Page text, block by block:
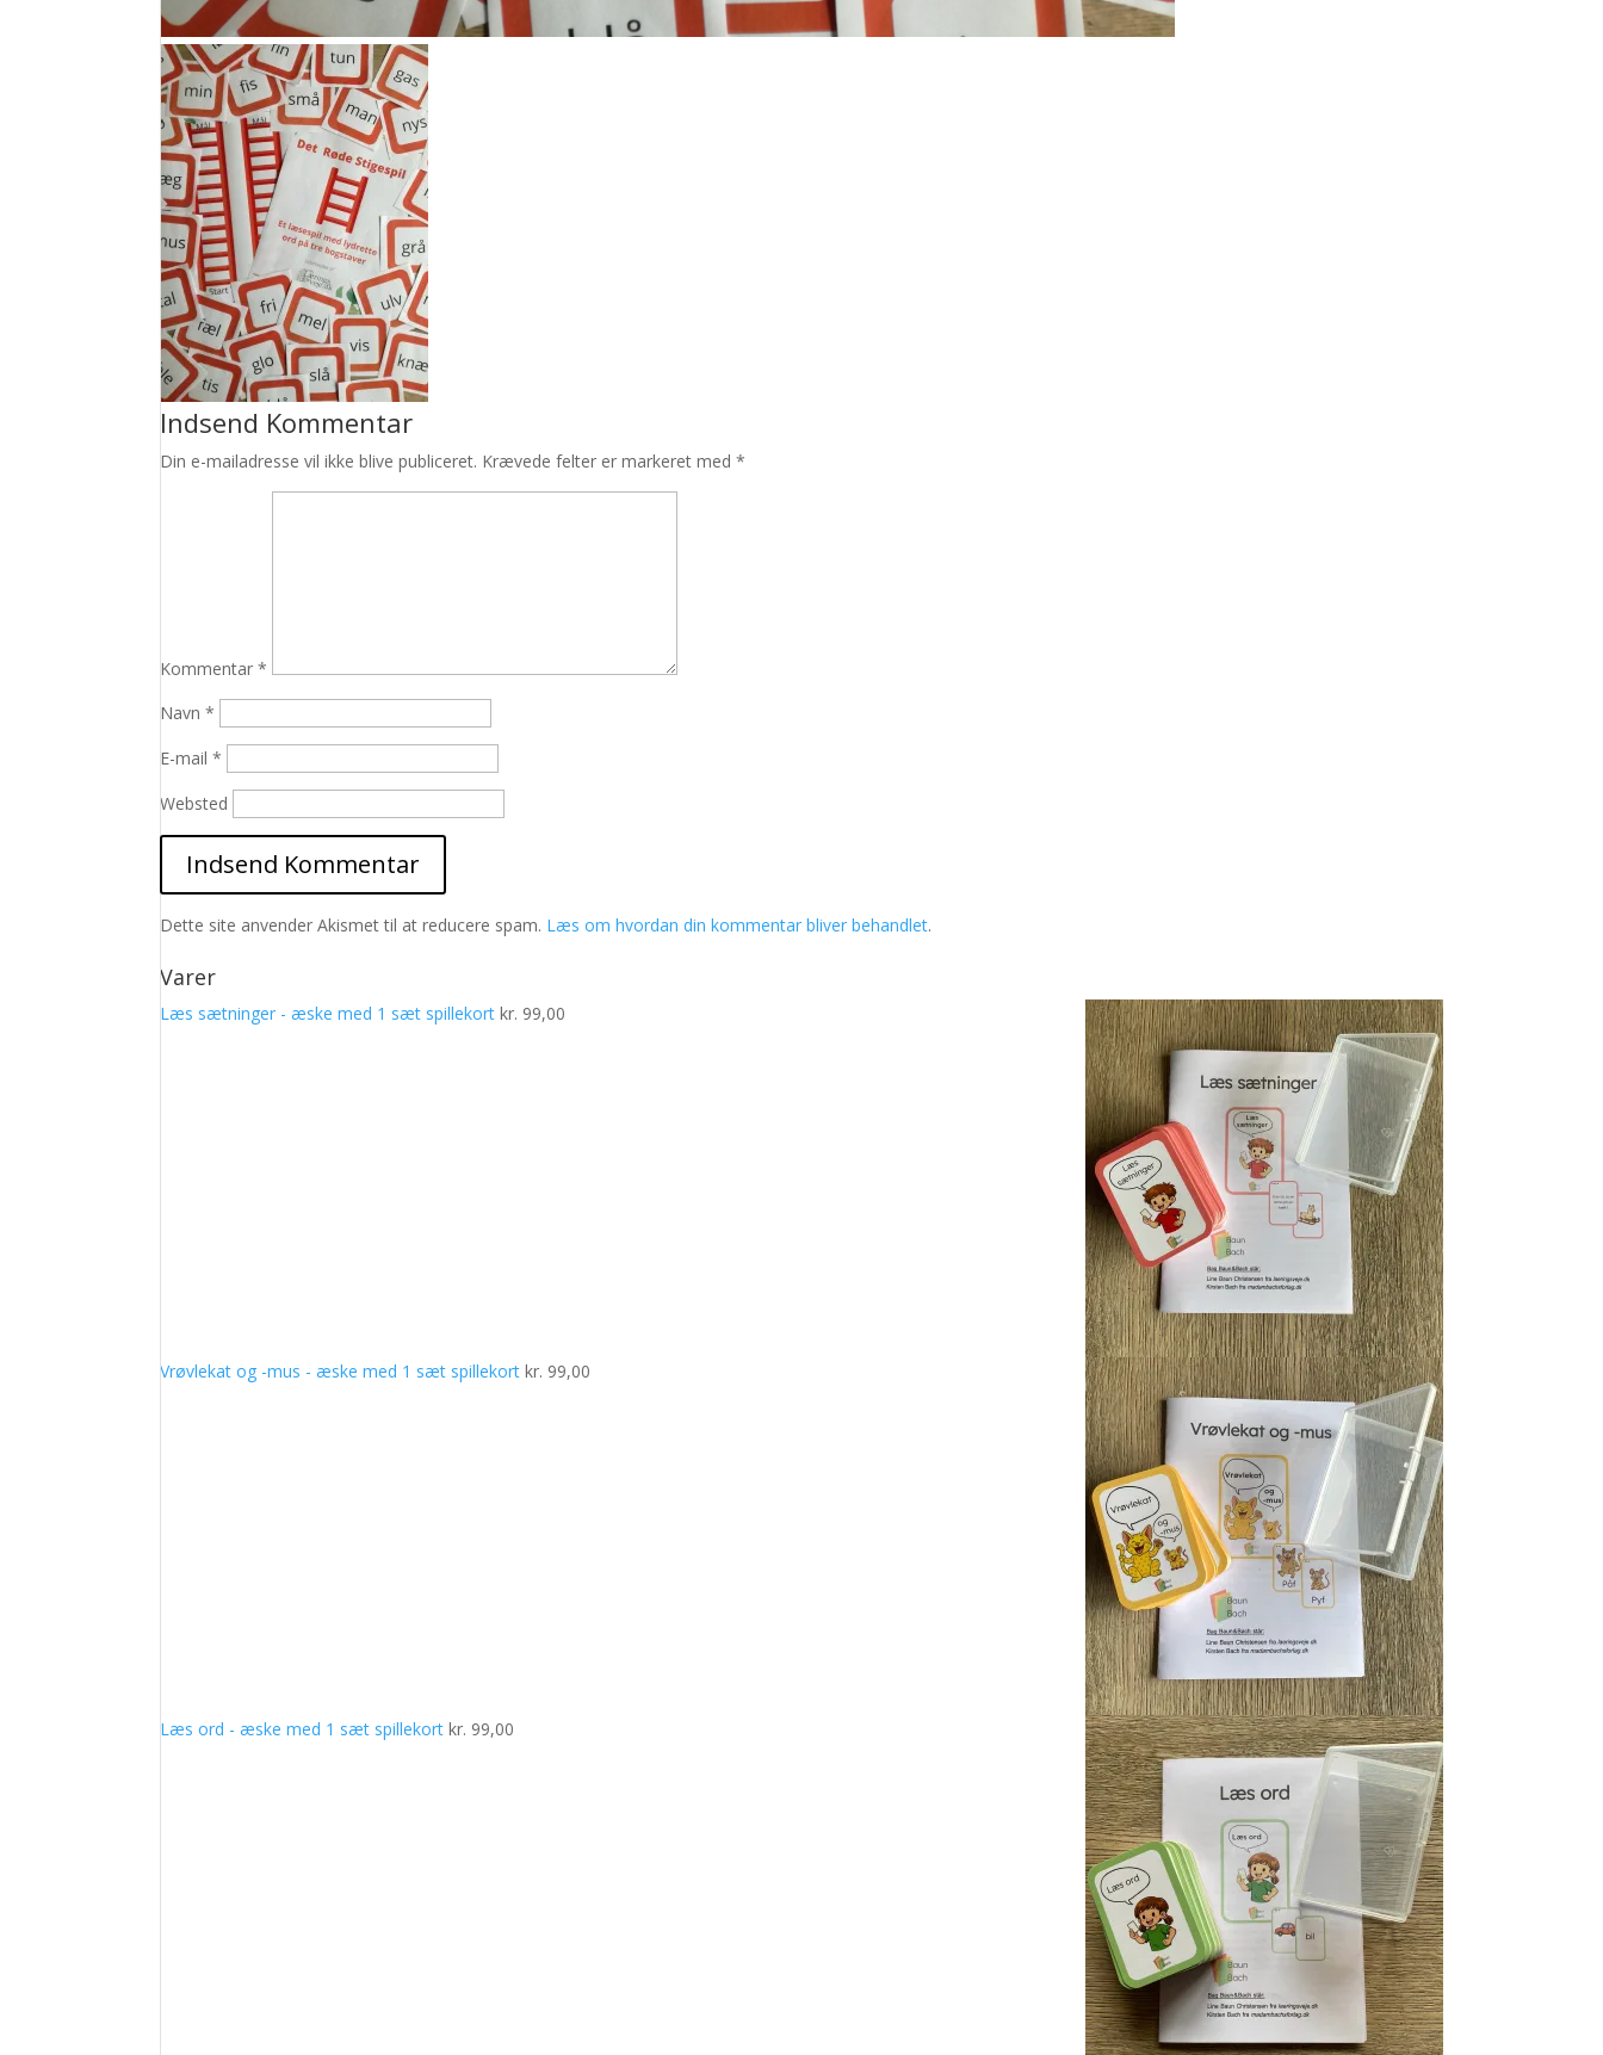
Indsend Kommentar
Din e-mailadresse vil ikke blive publiceret. Krævede felter er markeret med*
Kommentar*
Navn*
E-mail*
Websted
Dette site anvender Akismet til at reducere spam. Læs om hvordan din kommentar bliver behandlet.
Varer
Læs sætninger - æske med 1 sæt spillekort kr. 99,00
Vrøvlekat og -mus - æske med 1 sæt spillekort kr. 99,00
Læs ord - æske med 1 sæt spillekort kr. 99,00